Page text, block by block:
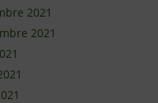
2021
2021